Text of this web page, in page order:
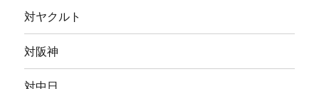
対ヤクルト
対阪神